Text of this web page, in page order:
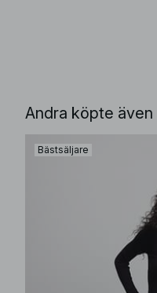
Andra köpte även
Bästsäljare